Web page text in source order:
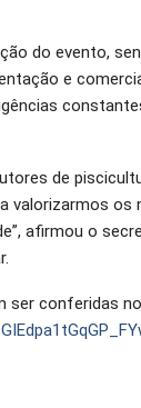
do evento,
e
de
valorizarmos
afirmou o
conferidas